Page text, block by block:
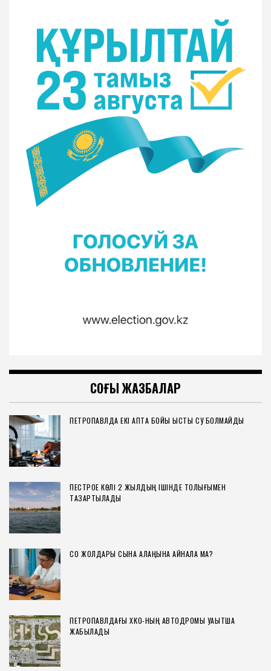
СОҢҒЫ ЖАЗБАЛАР
ПЕТРОПАВЛДА ЕКІ АПТА БОЙЫ ЫСТЫҚ СУ БОЛМАЙДЫ
ПЕСТРОЕ КӨЛІ 2 ЖЫЛДЫҢ ІШІНДЕ ТОЛЫҒЫМЕН
ТАЗАРТЫЛАДЫ
СҚО ЖОЛДАРЫ СЫНАҚ АЛАҢЫНА АЙНАЛА МА?
ПЕТРОПАВЛДАҒЫ ХҚКО-НЫҢ АВТОДРОМЫ УАҚЫТША
ЖАБЫЛАДЫ